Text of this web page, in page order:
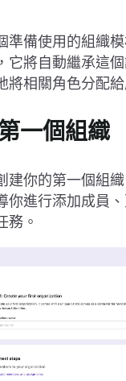
準備使用的組織
它將自動繼承這
將相關角色分配給
一個組織
建你的第一個組
你進行添加成員
務。